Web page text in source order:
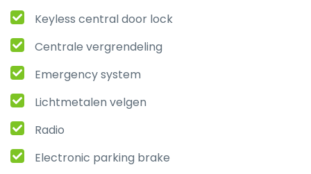
Keyless central door lock
Centrale vergrendeling
Emergency system
Lichtmetalen velgen
Radio
Electronic parking brake